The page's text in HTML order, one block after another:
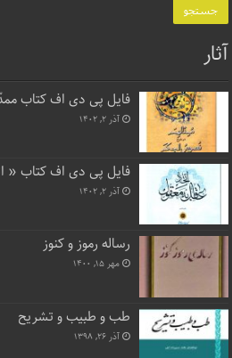
آثار
فایل پی دی اف کتاب
آذر ۲, ۱۴۰۲
فایل پی دی اف کتاب «
آذر ۲, ۱۴۰۲
رساله رموز و کنوز
مهر ۱۵, ۱۴۰۰
طب و طبیب و تشریح
آذر ۲۶, ۱۳۹۸